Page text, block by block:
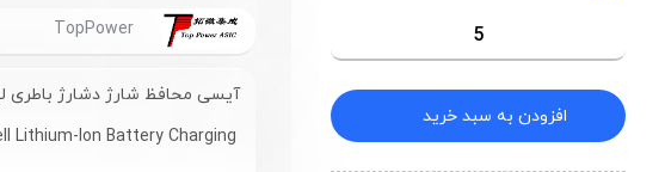
افزودن به سبد خرید
آیسی محافظ شارژ دشارژ باطری
Lithium-Ion Battery Charging